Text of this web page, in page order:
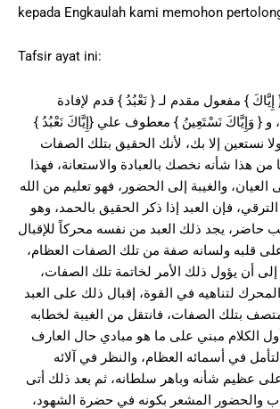
kepada Engkaulah kami memohon
Tafsir ayat ini:
و { وَإِيَّاكَ نَسْتَعِينُ } معطوف علي {إِيَّاكَ نَعْبُدُ }
ولا نستعين إلا بك، لأنك الحقيق بتلك الصفات
من هذا شأنه نخصك بالعبادة والاستعانة، فهذا
والغيبة إلى الحضور، فهو تعليم من الله
فإن العبد إذا ذكر الحقيق بالحمد، وهو
حاضر، يجد ذلك العبد من نفسه محركاً للإقبال
قلبه ولسانه صفة من تلك الصفات العظام،
أن يؤول ذلك الأمر لخاتمة تلك الصفات،
لتناهيه في القوة، إقبال ذلك على العبد
بتلك الصفات، فانتقل من الغيبة لخطابه
فأول الكلام مبني على ما هو مبادي حال العارف
في أسمائه العظام، والنظر في آلائه
عظيم شأنه وباهر سلطانه، ثم بعد ذلك أتى
والحضور المشعر بكونه في حضرة الشهود،